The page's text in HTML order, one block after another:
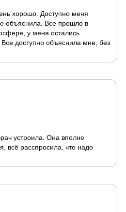
хорошо. Доступно меня
объяснила. Все прошло в
у меня остались
доступно объяснила мне, без
устроила. Она вполне
всё расспросила, что надо